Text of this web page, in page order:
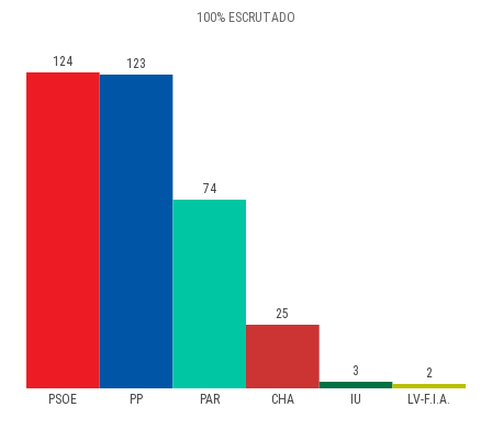
100% ESCRUTADO
PSOE PP PAR CHA IU LV-F.I.A.
124 123
74
25
3 2